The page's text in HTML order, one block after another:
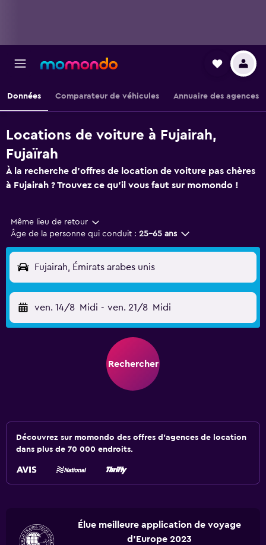
Données Comparateur de véhicules Annuaire des agences
Locations de voiture à Fujairah,
Fujaïrah
À la recherche d'offres de location de voiture pas chères
à Fujairah ? Trouvez ce qu'il vous faut sur momondo !
Même lieu de retour
Âge de la personne qui conduit : 25-65 ans
Fujairah, Émirats arabes unis
ven. 14/8 Midi - ven. 21/8 Midi
Rechercher
Découvrez sur momondo des offres d'agences de location
dans plus de 70 000 endroits.
Élue meilleure application de voyage
d'Europe 2023